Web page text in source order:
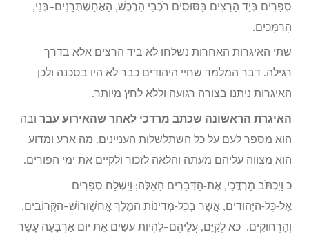
סְפָרִים בְּיַד הָרָצִים בַּסּוּסִים רֹכְבֵי הָרֶכֶשׁ, הָאֲחַשְׁתְּרָנִים–בְּנֵי,
הָרַמָּכִים.
שתי האיגרות האחרות נשלחו לא ביד הרצים אלא בדרך
רגילה. דבר המלמד שחיי היהודים כבר לא היו בסכנה ולכן
האיגרות ניתנו בצורה רגועה וללא לחץ מיותר.
האיגרת הראשונה שכתב מרדכי לאחר שהאירוע עבר ובה
הוא מספר לעם על כל השתלשלות העניינים. מה ארע ומדוע
הוא מצווה עליהם מעתה והלאה לזכור ולקיים את ימי הפורים.
כ וַיִּכְתֹּב מָרְדֳּכַי, אֶת-הַדְּבָרִים הָאֵלֶּה; וַיִּשְׁלַח סְפָרִים
אֶל-כָּל-הַיְּהוּדִים, אֲשֶׁר בְּכָל-מְדִינוֹת הַמֶּלֶךְ אֲחַשְׁוֵרוֹשׁ–הַקְּרוֹבִים,
וְהָרְחוֹקִים. כא לְקַיֵּם, עֲלֵיהֶם–לִהְיוֹת עֹשִׂים אֵת יוֹם אַרְבָּעָה עָשָׂר